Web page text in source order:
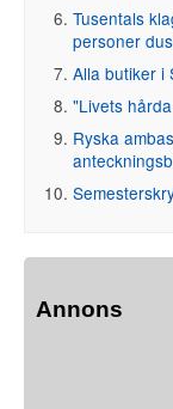
Tusentals
personer
Alla butiker i
"Livets
Ryska
Annons